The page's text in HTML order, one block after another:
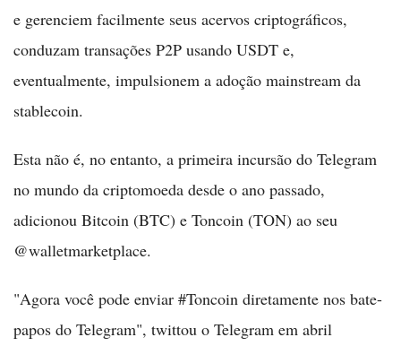
e gerenciem facilmente seus acervos criptográficos,
conduzam transações P2P usando USDT e,
eventualmente, impulsionem a adoção mainstream da
stablecoin.
Esta não é, no entanto, a primeira incursão do Telegram
no mundo da criptomoeda desde o ano passado,
adicionou Bitcoin (BTC) e Toncoin (TON) ao seu
@walletmarketplace.
"Agora você pode enviar #Toncoin diretamente nos bate-
papos do Telegram", twittou o Telegram em abril